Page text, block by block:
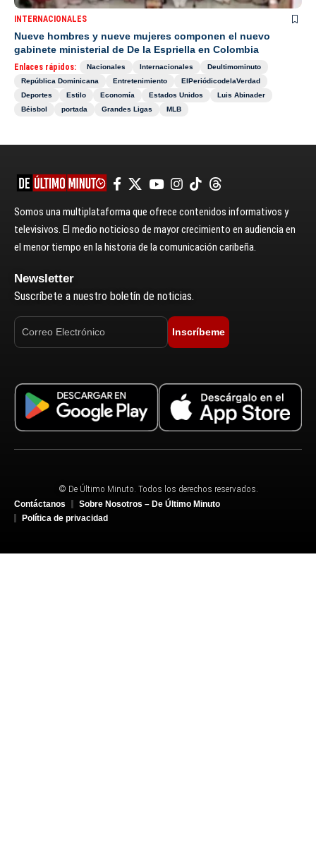
INTERNACIONALES
Nueve hombres y nueve mujeres componen el nuevo
gabinete ministerial de De la Espriella en Colombia
Enlaces rápidos: Nacionales Internacionales
Deultimominuto
República Dominicana
Entretenimiento
ElPeriódicodelaVerdad
Deportes
Estilo Economía Estados Unidos
Luis Abinader
Béisbol
portada Grandes Ligas MLB
Somos una multiplataforma que ofrece contenidos informativos y
televisivos. El medio noticioso de mayor crecimiento en audiencia en
el menor tiempo en la historia de la comunicación caribeña.
Newsletter
Suscríbete a nuestro boletín de noticias.
Inscríbeme
© De Último Minuto. Todos los derechos reservados.
Contáctanos
Sobre Nosotros – De Último Minuto
Política de privacidad